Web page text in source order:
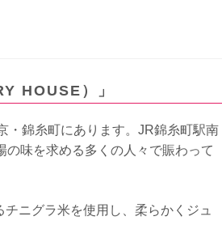
HOUSE）」
・錦糸町にあります。JR錦糸町駅南
味を求める多くの人々で賑わって
ニグラ米を使用し、柔らかくジュ